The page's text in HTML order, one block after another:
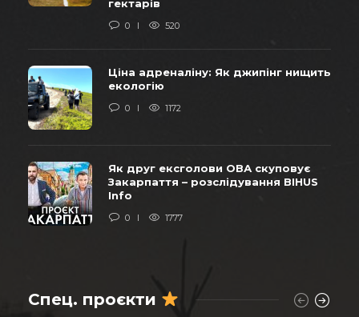
гектарів
0 520
Ціна адреналіну: Як джипінг нищить
екологію
0 1172
Як друг ексголови ОВА скуповує
Закарпаття – розслідування BIHUS
Info
0 1777
Спец. проєкти